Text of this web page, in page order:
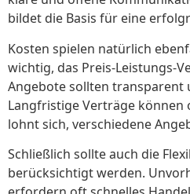
bildet die Basis für eine
Kosten spielen natürlich
wichtig, das Preis-Leistungs-
Angebote sollten transparent
Langfristige Verträge können
lohnt sich, verschiedene
Schließlich sollte auch die
berücksichtigt werden.